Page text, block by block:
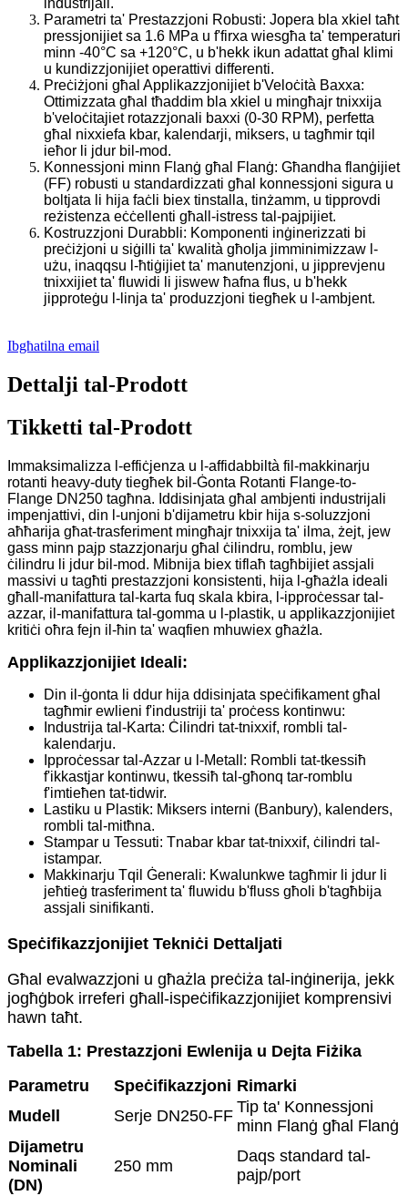
industrijali.
Parametri ta' Prestazzjoni Robusti: Jopera bla xkiel taħt
pressjonijiet sa 1.6 MPa u f'firxa wiesgħa ta' temperaturi
minn -40°C sa +120°C, u b'hekk ikun adattat għal klimi
u kundizzjonijiet operattivi differenti.
Preċiżjoni għal Applikazzjonijiet b'Veloċità Baxxa:
Ottimizzata għal tħaddim bla xkiel u mingħajr tnixxija
b'veloċitajiet rotazzjonali baxxi (0-30 RPM), perfetta
għal nixxiefa kbar, kalendarji, miksers, u tagħmir tqil
ieħor li jdur bil-mod.
Konnessjoni minn Flanġ għal Flanġ: Għandha flanġijiet
(FF) robusti u standardizzati għal konnessjoni sigura u
boltjata li hija faċli biex tinstalla, tinżamm, u tipprovdi
reżistenza eċċellenti għall-istress tal-pajpijiet.
Kostruzzjoni Durabbli: Komponenti inġinerizzati bi
preċiżjoni u siġilli ta' kwalità għolja jimminimizzaw l-
użu, inaqqsu l-ħtiġijiet ta' manutenzjoni, u jipprevjenu
tnixxijiet ta' fluwidi li jiswew ħafna flus, u b'hekk
jipproteġu l-linja ta' produzzjoni tiegħek u l-ambjent.
Ibgħatilna email
Dettalji tal-Prodott
Tikketti tal-Prodott
Immaksimalizza l-effiċjenza u l-affidabbiltà fil-makkinarju
rotanti heavy-duty tiegħek bil-Ġonta Rotanti Flange-to-
Flange DN250 tagħna. Iddisinjata għal ambjenti industrijali
impenjattivi, din l-unjoni b'dijametru kbir hija s-soluzzjoni
aħħarija għat-trasferiment mingħajr tnixxija ta' ilma, żejt, jew
gass minn pajp stazzjonarju għal ċilindru, romblu, jew
ċilindru li jdur bil-mod. Mibnija biex tiflaħ tagħbijiet assjali
massivi u tagħti prestazzjoni konsistenti, hija l-għażla ideali
għall-manifattura tal-karta fuq skala kbira, l-ipproċessar tal-
azzar, il-manifattura tal-gomma u l-plastik, u applikazzjonijiet
kritiċi oħra fejn il-ħin ta' waqfien mhuwiex għażla.
Applikazzjonijiet Ideali:
Din il-ġonta li ddur hija ddisinjata speċifikament għal
tagħmir ewlieni f'industriji ta' proċess kontinwu:
Industrija tal-Karta: Ċilindri tat-tnixxif, rombli tal-
kalendarju.
Ipproċessar tal-Azzar u l-Metall: Rombli tat-tkessiħ
f'ikkastjar kontinwu, tkessiħ tal-għonq tar-romblu
f'imtieħen tat-tidwir.
Lastiku u Plastik: Miksers interni (Banbury), kalenders,
rombli tal-mitħna.
Stampar u Tessuti: Tnabar kbar tat-tnixxif, ċilindri tal-
istampar.
Makkinarju Tqil Ġenerali: Kwalunkwe tagħmir li jdur li
jeħtieġ trasferiment ta' fluwidu b'fluss għoli b'tagħbija
assjali sinifikanti.
Speċifikazzjonijiet Tekniċi Dettaljati
Għal evalwazzjoni u għażla preċiża tal-inġinerija, jekk
jogħġbok irreferi għall-ispeċifikazzjonijiet komprensivi
hawn taħt.
Tabella 1: Prestazzjoni Ewlenija u Dejta Fiżika
Parametru
Speċifikazzjoni Rimarki
Mudell
Serje DN250-FF Tip ta' Konnessjoni
minn Flanġ għal Flanġ
Dijametru
Nominali
(DN)
250 mm
Daqs standard tal-
pajp/port